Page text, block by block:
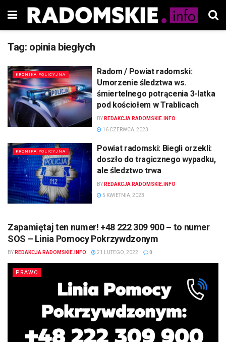
Tag: opinia biegłych
KRONIKA POLICYJNA
Radom / Powiat radomski:
Umorzenie śledztwa ws.
śmiertelnego potrącenia 3-latka
pod kościołem w Trablicach
BY REDAKCJA RADOMSKIE.INFO
16 CZERWCA, 2023
KRONIKA POLICYJNA
Powiat radomski: Biegli orzekli:
doszło do tragicznego wypadku,
ale śledztwo trwa
BY REDAKCJA RADOMSKIE.INFO
5 KWIETNIA, 2023
Zapamiętaj ten numer! +48 222 309 900 – to numer
SOS – Linia Pomocy Pokrzywdzonym
BY REDAKCJA RADOMSKIE.INFO 21 LUTEGO, 2022 0
PRAWO